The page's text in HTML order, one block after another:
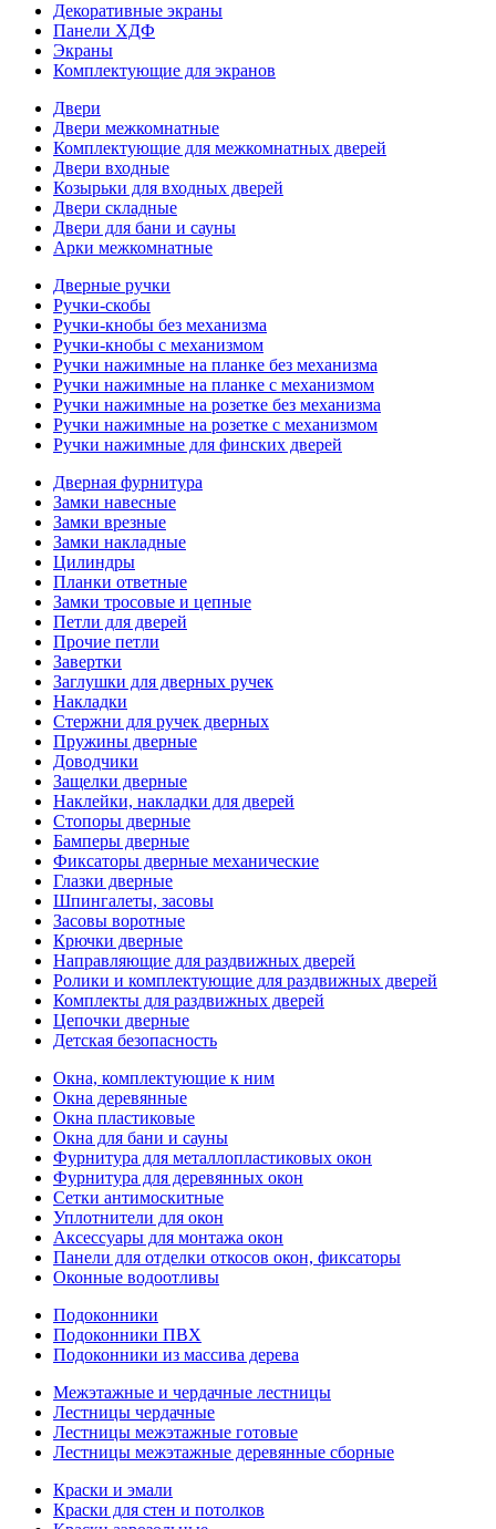
Декоративные экраны
Панели ХДФ
Экраны
Комплектующие для экранов
Двери
Двери межкомнатные
Комплектующие для межкомнатных дверей
Двери входные
Козырьки для входных дверей
Двери складные
Двери для бани и сауны
Арки межкомнатные
Дверные ручки
Ручки-скобы
Ручки-кнобы без механизма
Ручки-кнобы с механизмом
Ручки нажимные на планке без механизма
Ручки нажимные на планке с механизмом
Ручки нажимные на розетке без механизма
Ручки нажимные на розетке с механизмом
Ручки нажимные для финских дверей
Дверная фурнитура
Замки навесные
Замки врезные
Замки накладные
Цилиндры
Планки ответные
Замки тросовые и цепные
Петли для дверей
Прочие петли
Завертки
Заглушки для дверных ручек
Накладки
Стержни для ручек дверных
Пружины дверные
Доводчики
Защелки дверные
Наклейки, накладки для дверей
Стопоры дверные
Бамперы дверные
Фиксаторы дверные механические
Глазки дверные
Шпингалеты, засовы
Засовы воротные
Крючки дверные
Направляющие для раздвижных дверей
Ролики и комплектующие для раздвижных дверей
Комплекты для раздвижных дверей
Цепочки дверные
Детская безопасность
Окна, комплектующие к ним
Окна деревянные
Окна пластиковые
Окна для бани и сауны
Фурнитура для металлопластиковых окон
Фурнитура для деревянных окон
Сетки антимоскитные
Уплотнители для окон
Аксессуары для монтажа окон
Панели для отделки откосов окон, фиксаторы
Оконные водоотливы
Подоконники
Подоконники ПВХ
Подоконники из массива дерева
Межэтажные и чердачные лестницы
Лестницы чердачные
Лестницы межэтажные готовые
Лестницы межэтажные деревянные сборные
Краски и эмали
Краски для стен и потолков